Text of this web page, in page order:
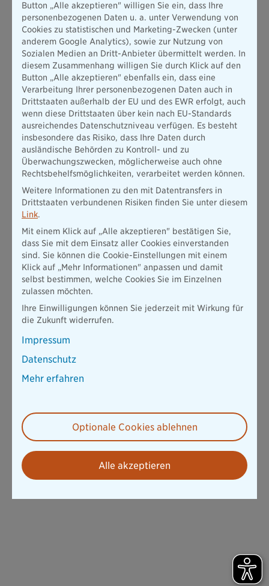
Button „Alle akzeptieren" willigen Sie ein, dass Ihre
personenbezogenen Daten u. a. unter Verwendung von
Cookies zu statistischen und Marketing-Zwecken (unter
anderem Google Analytics), sowie zur Nutzung von
Sozialen Medien an Dritt-Anbieter übermittelt werden. In
diesem Zusammenhang willigen Sie durch Klick auf den
Button „Alle akzeptieren" ebenfalls ein, dass eine
Verarbeitung Ihrer personenbezogenen Daten auch in
Drittstaaten außerhalb der EU und des EWR erfolgt, auch
wenn diese Drittstaaten über kein nach EU-Standards
ausreichendes Datenschutzniveau verfügen. Es besteht
insbesondere das Risiko, dass Ihre Daten durch
ausländische Behörden zu Kontroll- und zu
Überwachungszwecken, möglicherweise auch ohne
Rechtsbehelfsmöglichkeiten, verarbeitet werden können.
Weitere Informationen zu den mit Datentransfers in
Drittstaaten verbundenen Risiken finden Sie unter diesem
Link.
Mit einem Klick auf „Alle akzeptieren" bestätigen Sie,
dass Sie mit dem Einsatz aller Cookies einverstanden
sind. Sie können die Cookie-Einstellungen mit einem
Klick auf „Mehr Informationen" anpassen und damit
selbst bestimmen, welche Cookies Sie im Einzelnen
zulassen möchten.
Ihre Einwilligungen können Sie jederzeit mit Wirkung für
die Zukunft widerrufen.
Impressum
Datenschutz
Mehr erfahren
Optionale Cookies ablehnen
Alle akzeptieren